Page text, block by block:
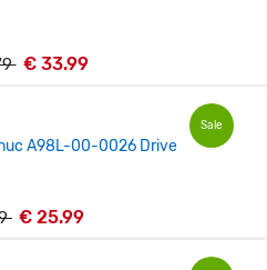
€ 33.99
Sale
A98L-00-0026 Drive
€ 25.99